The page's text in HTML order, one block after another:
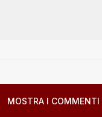
MOSTRA I COMMENTI